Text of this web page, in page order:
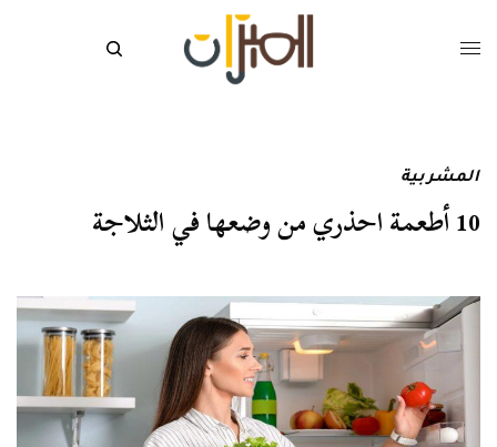
المشربية
10 أطعمة احذري من وضعها في الثلاجة